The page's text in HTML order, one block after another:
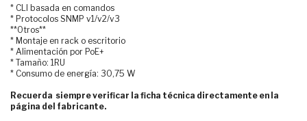
* CLI basada en comandos
* Protocolos SNMP v1/v2/v3
**Otros**
* Montaje en rack o escritorio
* Alimentación por PoE+
* Tamaño: 1RU
* Consumo de energía: 30,75 W
Recuerda siempre verificar la ficha técnica directamente en la
página del fabricante.